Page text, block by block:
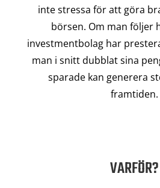
inte stressa för att göra
börsen. Om man följer
investmentbolag har
man i snitt dubblat sina
sparade kan generera
framtiden.
VARFÖR?